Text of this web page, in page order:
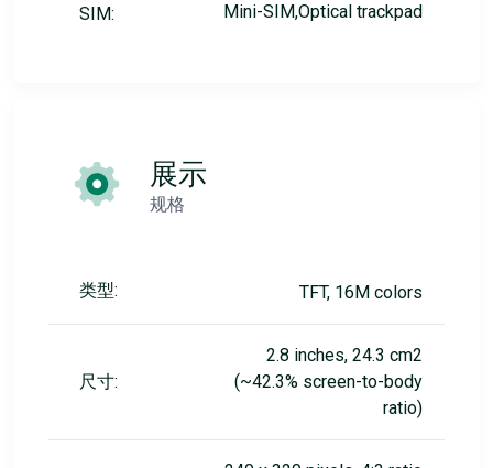
SIM: Mini-SIM,Optical trackpad
展示
规格
类型: TFT, 16M colors
尺寸:
2.8 inches, 24.3 cm2
(~42.3% screen-to-body
ratio)